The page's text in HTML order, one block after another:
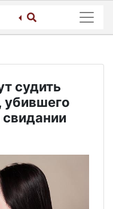
судить
убившего